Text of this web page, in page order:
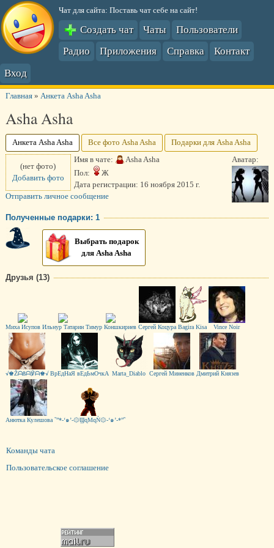
Чат для сайта: Поставь чат себе на сайт!
Создать чат Чаты
Пользователи
Радио
Приложения Справка
Контакт
Вход
Главная» Анкета Asha Asha
Asha Asha
Анкета Asha Asha Все фото Asha Asha
Подарки для Asha Asha
Аватар:
(нет фото)
Добавить фото
Имя в чате:
Asha Asha
Пол:
Ж
Дата регистрации: 16 ноября 2015 г.
Отправить личное сообщение
Полученные подарки: 1
Выбрать подарок
для Asha Asha
Друзья (13)
Миха Исупов Ильнур Татарин Тимур Коншкириев Сергей Коцура Bagira Kisa Vince Noir
√♚Žᗩßᗩ℣ᗩ♚√ ВрЕдНаЯ вЕдЬмОчкА Marta_Diablo Сергей Миненков Дмитрий Князев
Анютка Кулешова ˜”*-‘๑’-۞ϢɋМɋǸ۞-‘๑’-*”˜
Команды чата
Пользовательское соглашение